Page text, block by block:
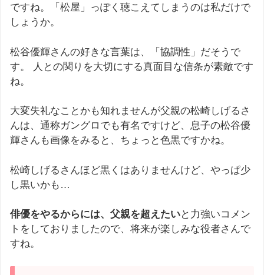
ですね。「松屋」っぽく聴こえてしまうのは私だけで
しょうか。
松谷優輝さんの好きな言葉は、「協調性」だそうで
す。 人との関りを大切にする真面目な信条が素敵です
ね。
大変失礼なことかも知れませんが父親の松崎しげるさ
んは、通称ガングロでも有名ですけど、息子の松谷優
輝さんも画像をみると、ちょっと色黒ですかね。
松崎しげるさんほど黒くはありませんけど、やっぱ少
し黒いかも…
俳優をやるからには、父親を超えたいと力強いコメン
トをしておりましたので、将来が楽しみな役者さんで
すね。